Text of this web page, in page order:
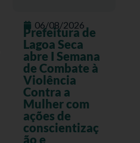
06/08/2026
Prefeitura de
Lagoa Seca
abre I Semana
de Combate à
Violência
Contra a
Mulher com
ações de
conscientizaç
ão e